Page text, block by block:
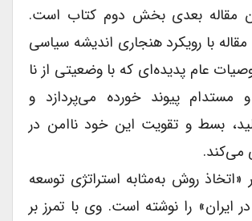
مقاله بعدی بخش دوم کتاب است.
با رویکرد هنجاری اندیشه سیاسی
عام پدیده‌ای که با وضعیتی از نا
مستدام پیوند خورده می‌پردازد و
بسط و تقویت این خود ناامن در
«اتخاذ روش به‌مثابه استراتژی توسعه
ایران» را نوشته است. وی با تمرز بر